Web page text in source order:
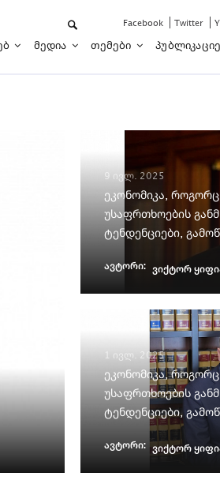
Facebook Twitter
Მედია Თემები
9 ივლ. 2025
ეკონომიკა,
უსაფრთხოების
ტენდენციები,
ავტორი: ვიქტორ
1 ივლ. 2025
ეკონომიკა,
უსაფრთხოების
ტენდენციები,
ავტორი: ვიქტორ